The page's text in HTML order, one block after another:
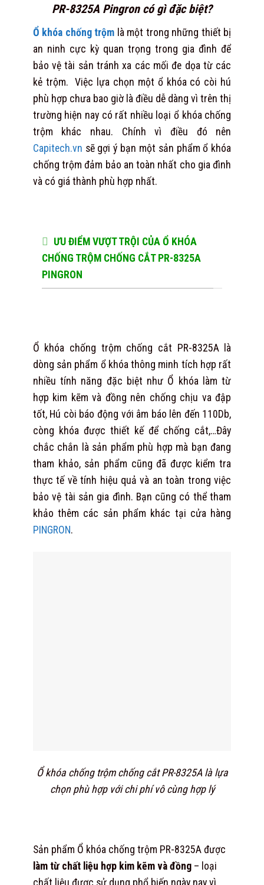
PR-8325A Pingron có gì đặc biệt?
Ổ khóa chống trộm là một trong những thiết bị
an ninh cực kỳ quan trọng trong gia đình để
bảo vệ tài sản tránh xa các mối đe dọa từ các
kẻ trộm. Việc lựa chọn một ổ khóa có còi hú
phù hợp chưa bao giờ là điều dễ dàng vì trên thị
trường hiện nay có rất nhiều loại ổ khóa chống
trộm khác nhau. Chính vì điều đó nên
Capitech.vn sẽ gợi ý bạn một sản phẩm ổ khóa
chống trộm đảm bảo an toàn nhất cho gia đình
và có giá thành phù hợp nhất.
ƯU ĐIỂM VƯỢT TRỘI CỦA Ổ KHÓA
CHỐNG TRỘM CHỐNG CẮT PR-8325A
PINGRON
Ổ khóa chống trộm chống cắt PR-8325A là
dòng sản phẩm ổ khóa thông minh tích hợp rất
nhiều tính năng đặc biệt như Ổ khóa làm từ
hợp kim kẽm và đồng nên chống chịu va đập
tốt, Hú còi báo động với âm báo lên đến 110Db,
còng khóa được thiết kế để chống cắt,…Đây
chắc chắn là sản phẩm phù hợp mà bạn đang
tham khảo, sản phẩm cũng đã được kiểm tra
thực tế về tính hiệu quả và an toàn trong việc
bảo vệ tài sản gia đình. Bạn cũng có thể tham
khảo thêm các sản phẩm khác tại cửa hàng
PINGRON.
Ổ khóa chống trộm chống cắt PR-8325A là lựa
chọn phù hợp với chi phí vô cùng hợp lý
Sản phẩm Ổ khóa chống trộm PR-8325A được
làm từ chất liệu hợp kim kẽm và đồng– loại
chất liệu được sử dụng phổ biến ngày nay vì